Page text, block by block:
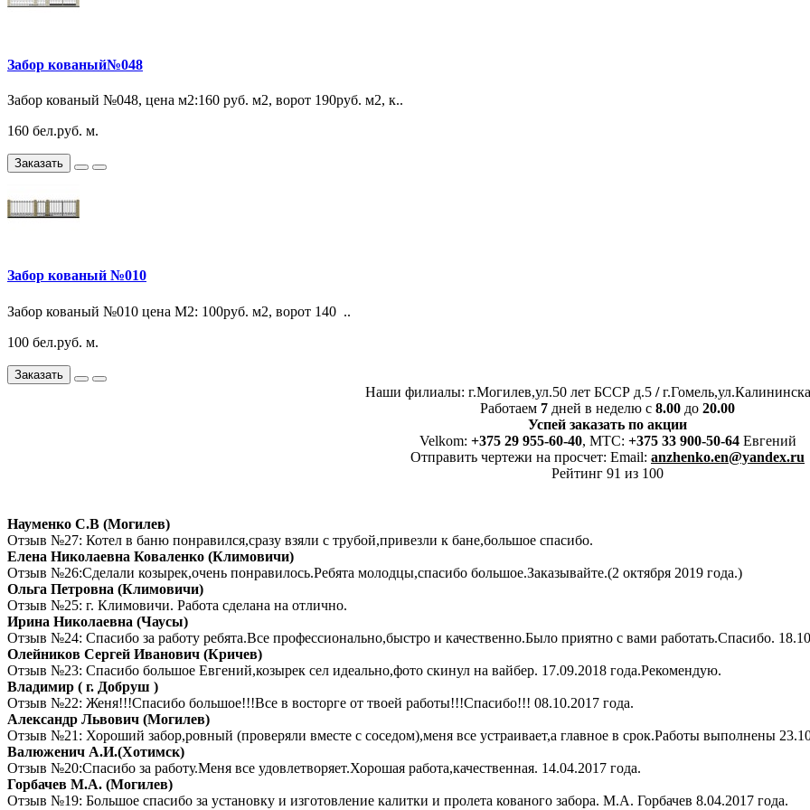
Забор кованый№048
Забор кованый №048, цена м2:160 руб. м2, ворот 190руб. м2, к..
160 бел.руб. м.
Заказать
Забор кованый №010
Забор кованый №010 цена М2: 100руб. м2, ворот 140 ..
100 бел.руб. м.
Заказать
Наши филиалы: г.Могилев,ул.50 лет БССР д.5 /
Работаем 7 дней в неделю с 8.00 до 20.00
Успей заказать по акции
Velkom: +375 29 955-60-40, MTC: +375 33 900-50-64Евгений
Отправить чертежи на просчет: Email: anzhenko.en@yandex.ru
Рейтинг 91 из 100
Науменко С.В (Могилев)
Отзыв №27: Котел в баню понравился,сразу взяли с трубой,привезли к бане,большое спасибо.
Елена Николаевна Коваленко (Климовичи)
Отзыв №26:Сделали козырек,очень понравилось.Ребята молодцы,спасибо большое.Заказывайте.(2 октября 2019 года.)
Ольга Петровна (Климовичи)
Отзыв №25: г. Климовичи. Работа сделана на отлично.
Ирина Николаевна (Чаусы)
Отзыв №24: Спасибо за работу ребята.Все профессионально,быстро и качественно.Было приятно с вами работать.Спасибо.
Олейников Сергей Иванович (Кричев)
Отзыв №23: Спасибо большое Евгений,козырек сел идеально,фото скинул на вайбер. 17.09.2018 года.Рекомендую.
Владимир ( г. Добруш )
Отзыв №22: Женя!!!Спасибо большое!!!Все в восторге от твоей работы!!!Спасибо!!! 08.10.2017 года.
Александр Львович (Могилев)
Отзыв №21: Хороший забор,ровный (проверяли вместе с соседом),меня все устраивает,а главное в срок.Работы выполнены
Валюженич А.И.(Хотимск)
Отзыв №20:Спасибо за работу.Меня все удовлетворяет.Хорошая работа,качественная. 14.04.2017 года.
Горбачев М.А. (Могилев)
Отзыв №19: Большое спасибо за установку и изготовление калитки и пролета кованого забора. М.А. Горбачев 8.04.2017 года.